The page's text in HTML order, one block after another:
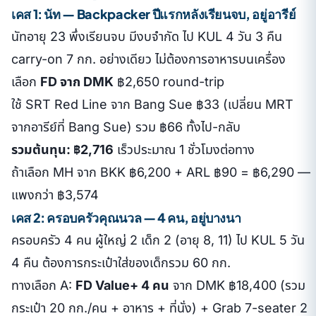
เคส 1: นัท — Backpacker ปีแรกหลังเรียนจบ, อยู่อารีย์
นัทอายุ 23 พึ่งเรียนจบ มีงบจำกัด ไป KUL 4 วัน 3 คืน
carry-on 7 กก. อย่างเดียว ไม่ต้องการอาหารบนเครื่อง
เลือก FD จาก DMK ฿2,650 round-trip
ใช้ SRT Red Line จาก Bang Sue ฿33 (เปลี่ยน MRT
จากอารีย์ที่ Bang Sue) รวม ฿66 ทั้งไป-กลับ
รวมต้นทุน: ฿2,716 เร็วประมาณ 1 ชั่วโมงต่อทาง
ถ้าเลือก MH จาก BKK ฿6,200 + ARL ฿90 = ฿6,290 —
แพงกว่า ฿3,574
เคส 2: ครอบครัวคุณนวล — 4 คน, อยู่บางนา
ครอบครัว 4 คน ผู้ใหญ่ 2 เด็ก 2 (อายุ 8, 11) ไป KUL 5 วัน
4 คืน ต้องการกระเป๋าใส่ของเด็กรวม 60 กก.
ทางเลือก A: FD Value+ 4 คน จาก DMK ฿18,400 (รวม
กระเป๋า 20 กก./คน + อาหาร + ที่นั่ง) + Grab 7-seater 2